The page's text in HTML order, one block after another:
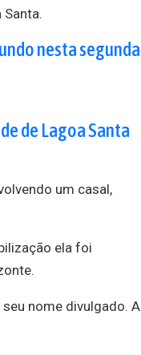
nesta segunda
de Lagoa Santa
um casal,
ela foi
nome divulgado. A